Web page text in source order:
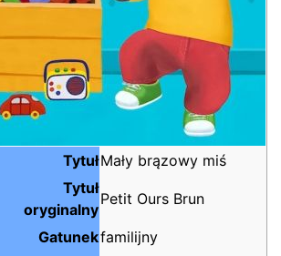
TytułMały brązowy miś
Tytuł
oryginalny
Petit Ours Brun
Gatunekfamilijny